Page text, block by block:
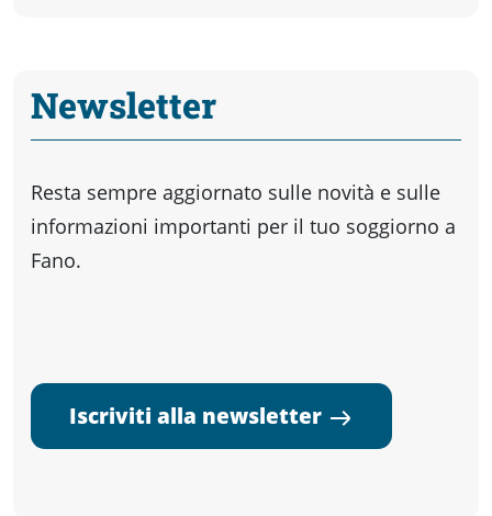
Newsletter
Resta sempre aggiornato sulle novità e sulle
informazioni importanti per il tuo soggiorno a
Fano.
Iscriviti alla newsletter